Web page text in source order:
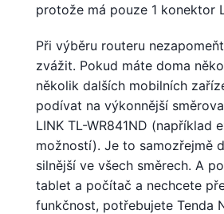
protože má pouze 1 konektor
Při výběru routeru
zvážit. Pokud máte doma
několik dalších mobilních
podívat na výkonnější
LINK TL-WR841ND (například
možností). Je to samozřejmě
silnější ve všech směrech. A
tablet a počítač a nechcete
funkčnost, potřebujete Tenda